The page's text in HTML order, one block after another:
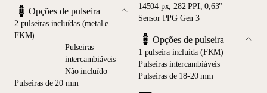
Opções de pulseira
2 pulseiras incluídas (metal e
FKM)
—
Pulseiras
intercambiáveis—
Não incluído
Pulseiras de 20 mm
14504 px, 282 PPI, 0,63"
Sensor PPG Gen 3
Opções de pulseira
1 pulseira incluída (FKM)
Pulseiras intercambiáveis
Pulseiras de 18-20 mm